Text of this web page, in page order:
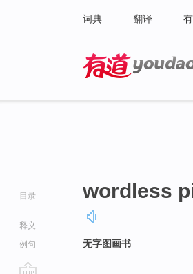
词典 翻译
目录
释义
例句
wordless
无字图画书